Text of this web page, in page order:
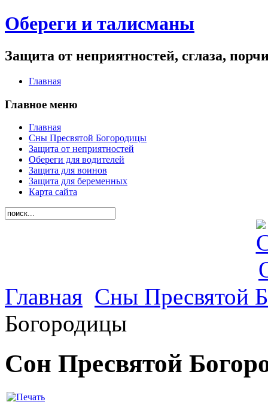
Обереги и талисманы
Защита от неприятностей, сглаза,
Главная
Главное меню
Главная
Сны Пресвятой Богородицы
Защита от неприятностей
Обереги для водителей
Защита для воинов
Защита для беременных
Карта сайта
Главная Сны Пресвятой
Богородицы
Сон Пресвятой